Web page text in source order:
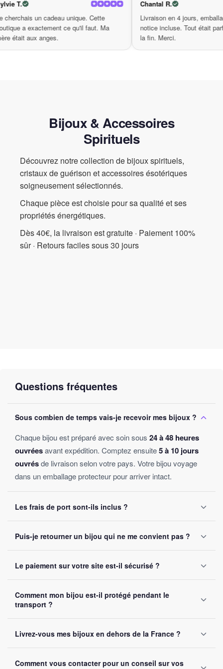
solution parfaite pour retrouver un état de sérénité et de confort.
Vous méritez de vous chouchouter, et notredispositif de
l’éventualité de vivre des instants de plénitude : investissez dans
votre bien-être dès aujourd’hui !
Sylvie T.
Je cherchais un cadeau unique. Cette
boutique a exactement ce qu'il faut. Ma
mère était aux anges.
Chantal R.
Livraison en 4
notice incluse.
la fin. Merci.
Bijoux & Accessoires
Spirituels
Découvrez notre collection de bijoux spirituels,
cristaux de guérison et accessoires ésotériques
soigneusement sélectionnés.
Chaque pièce est choisie pour sa qualité et ses
propriétés énergétiques.
Dès 40€, la livraison est gratuite · Paiement 100%
sûr · Retours faciles sous 30 jours
Questions fréquentes
Sous combien de temps vais-je recevoir mes bijoux ?
Chaque bijou est préparé avec soin sous 24 à 48 heures
ouvréesavant expédition. Comptez ensuite5 à 10 jours
ouvrésde livraison selon votre pays. Votre bijou voyage
dans un emballage protecteur pour arriver intact.
Les frais de port sont-ils inclus ?
sans montant minimum d'achat. Votre bijou part sous 24 à
48 heures ouvrées.
Puis-je retourner un bijou qui ne me convient pas ?
le retourner. Remboursement intégral garanti, sans
question posée.
Le paiement sur votre site est-il sécurisé ?
SSL. Nous acceptons Visa, Mastercard, PayPal et Apple
Pay. Vos données bancaires ne sont jamais stockées sur
Comment mon bijou est-il protégé pendant le
transport ?
renforcé. Un numéro de suivi vous est envoyé par e-mail
dès l'expédition.
Livrez-vous mes bijoux en dehors de la France ?
. Comptez 5 à 10 jours ouvrés selon la
Comment vous contacter pour un conseil sur vos